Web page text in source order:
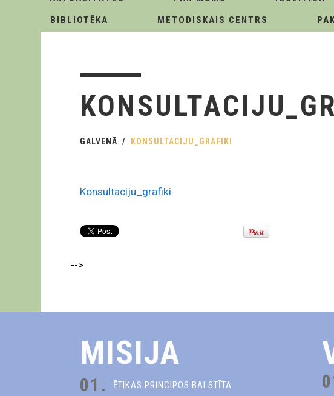
BIBLIOTĒKA
METODISKAIS CENTRS
GALVENĀ KONSULTACIJU_GRAFIKI
Konsultaciju_grafiki
-->
MISIJA
01.
ĒTIKAS PRINCIPOS BALSTĪTA